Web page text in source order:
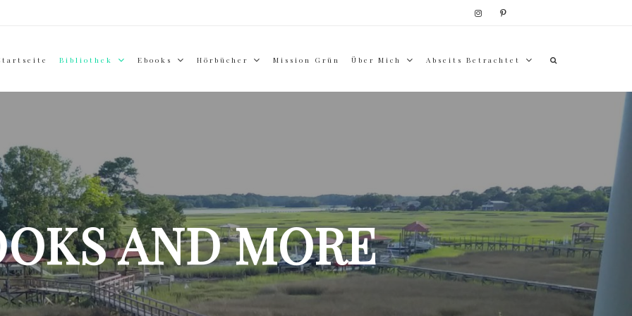
Bibliothek Ebooks Hörbücher Mission Grün Über Mich Abseits Betrachtet
AND MORE